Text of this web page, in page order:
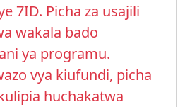
7ID. Picha za usajili
wakala bado
ya programu.
vya kiufundi, picha
huchakatwa